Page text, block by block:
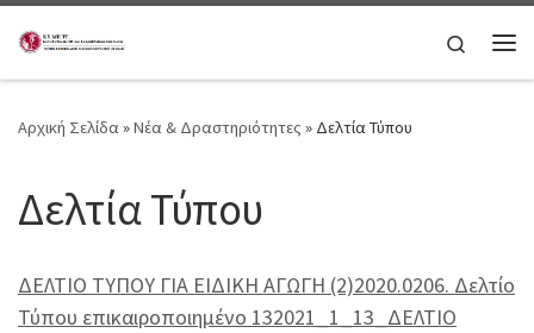
Μετάβαση στο περιεχόμενο
Search
Αρχική Σελίδα»Νέα & Δραστηριότητες » Δελτία Τύπου
Δελτία Τύπου
ΔΕΛΤΙΟ ΤΥΠΟΥ ΓΙΑ ΕΙΔΙΚΗ ΑΓΩΓΗ (2)2020.0206. Δελτίο
Τύπου επικαιροποιημένο 132021_1_13_ΔΕΛΤΙΟ